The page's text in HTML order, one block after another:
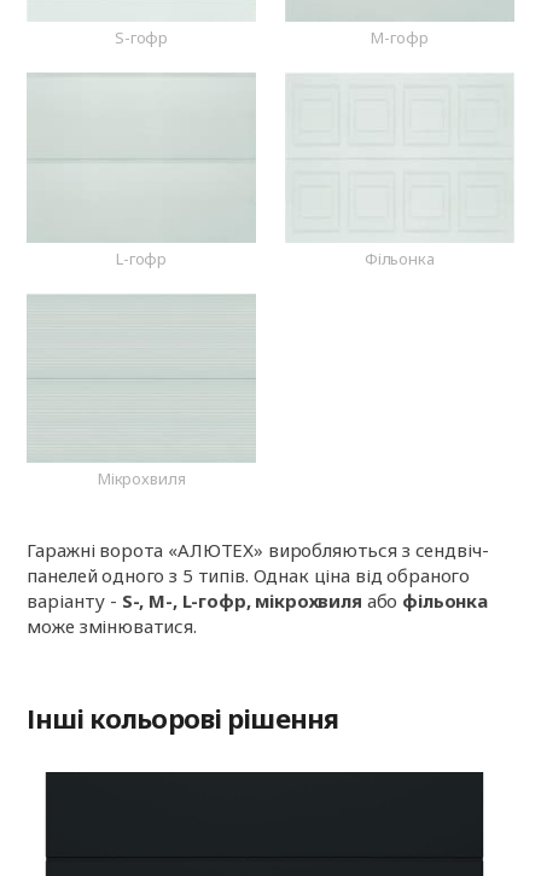
S-гофр M-гофр
L-гофр Фільонка
Мікрохвиля
Гаражні ворота «АЛЮТЕХ» виробляються з сендвіч-
панелей одного з 5 типів. Однак ціна від обраного
варіанту - S-, M-, L-гофр, мікрохвиля або фільонка
може змінюватися.
Інші кольорові рішення